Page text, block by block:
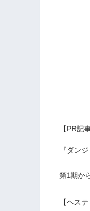
【PR記
『ダン
第1期か
【ヘス